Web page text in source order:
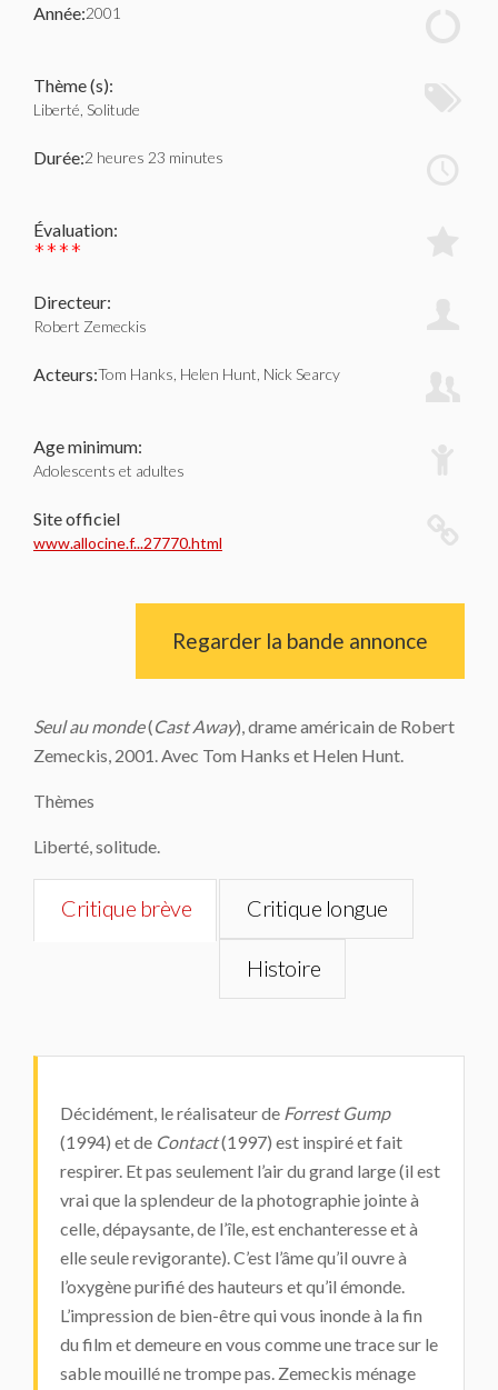
Année:2001
Thème (s):
Liberté, Solitude
Durée:2 heures 23 minutes
Évaluation:
****
Directeur:
Robert Zemeckis
Acteurs:Tom Hanks, Helen Hunt, Nick Searcy
Age minimum:
Adolescents et adultes
Site officiel
www.allocine.f...27770.html
Regarder la bande annonce
Seul au monde(Cast Away), drame américain de Robert
Zemeckis, 2001. Avec Tom Hanks et Helen Hunt.
Thèmes
Liberté, solitude.
Critique brève Critique longue
Histoire
Décidément, le réalisateur de Forrest Gump
(1994) et de Contact(1997) est inspiré et fait
respirer. Et pas seulement l’air du grand large (il est
vrai que la splendeur de la photographie jointe à
celle, dépaysante, de l’île, est enchanteresse et à
elle seule revigorante). C’est l’âme qu’il ouvre à
l’oxygène purifié des hauteurs et qu’il émonde.
L’impression de bien-être qui vous inonde à la fin
du film et demeure en vous comme une trace sur le
sable mouillé ne trompe pas. Zemeckis ménage